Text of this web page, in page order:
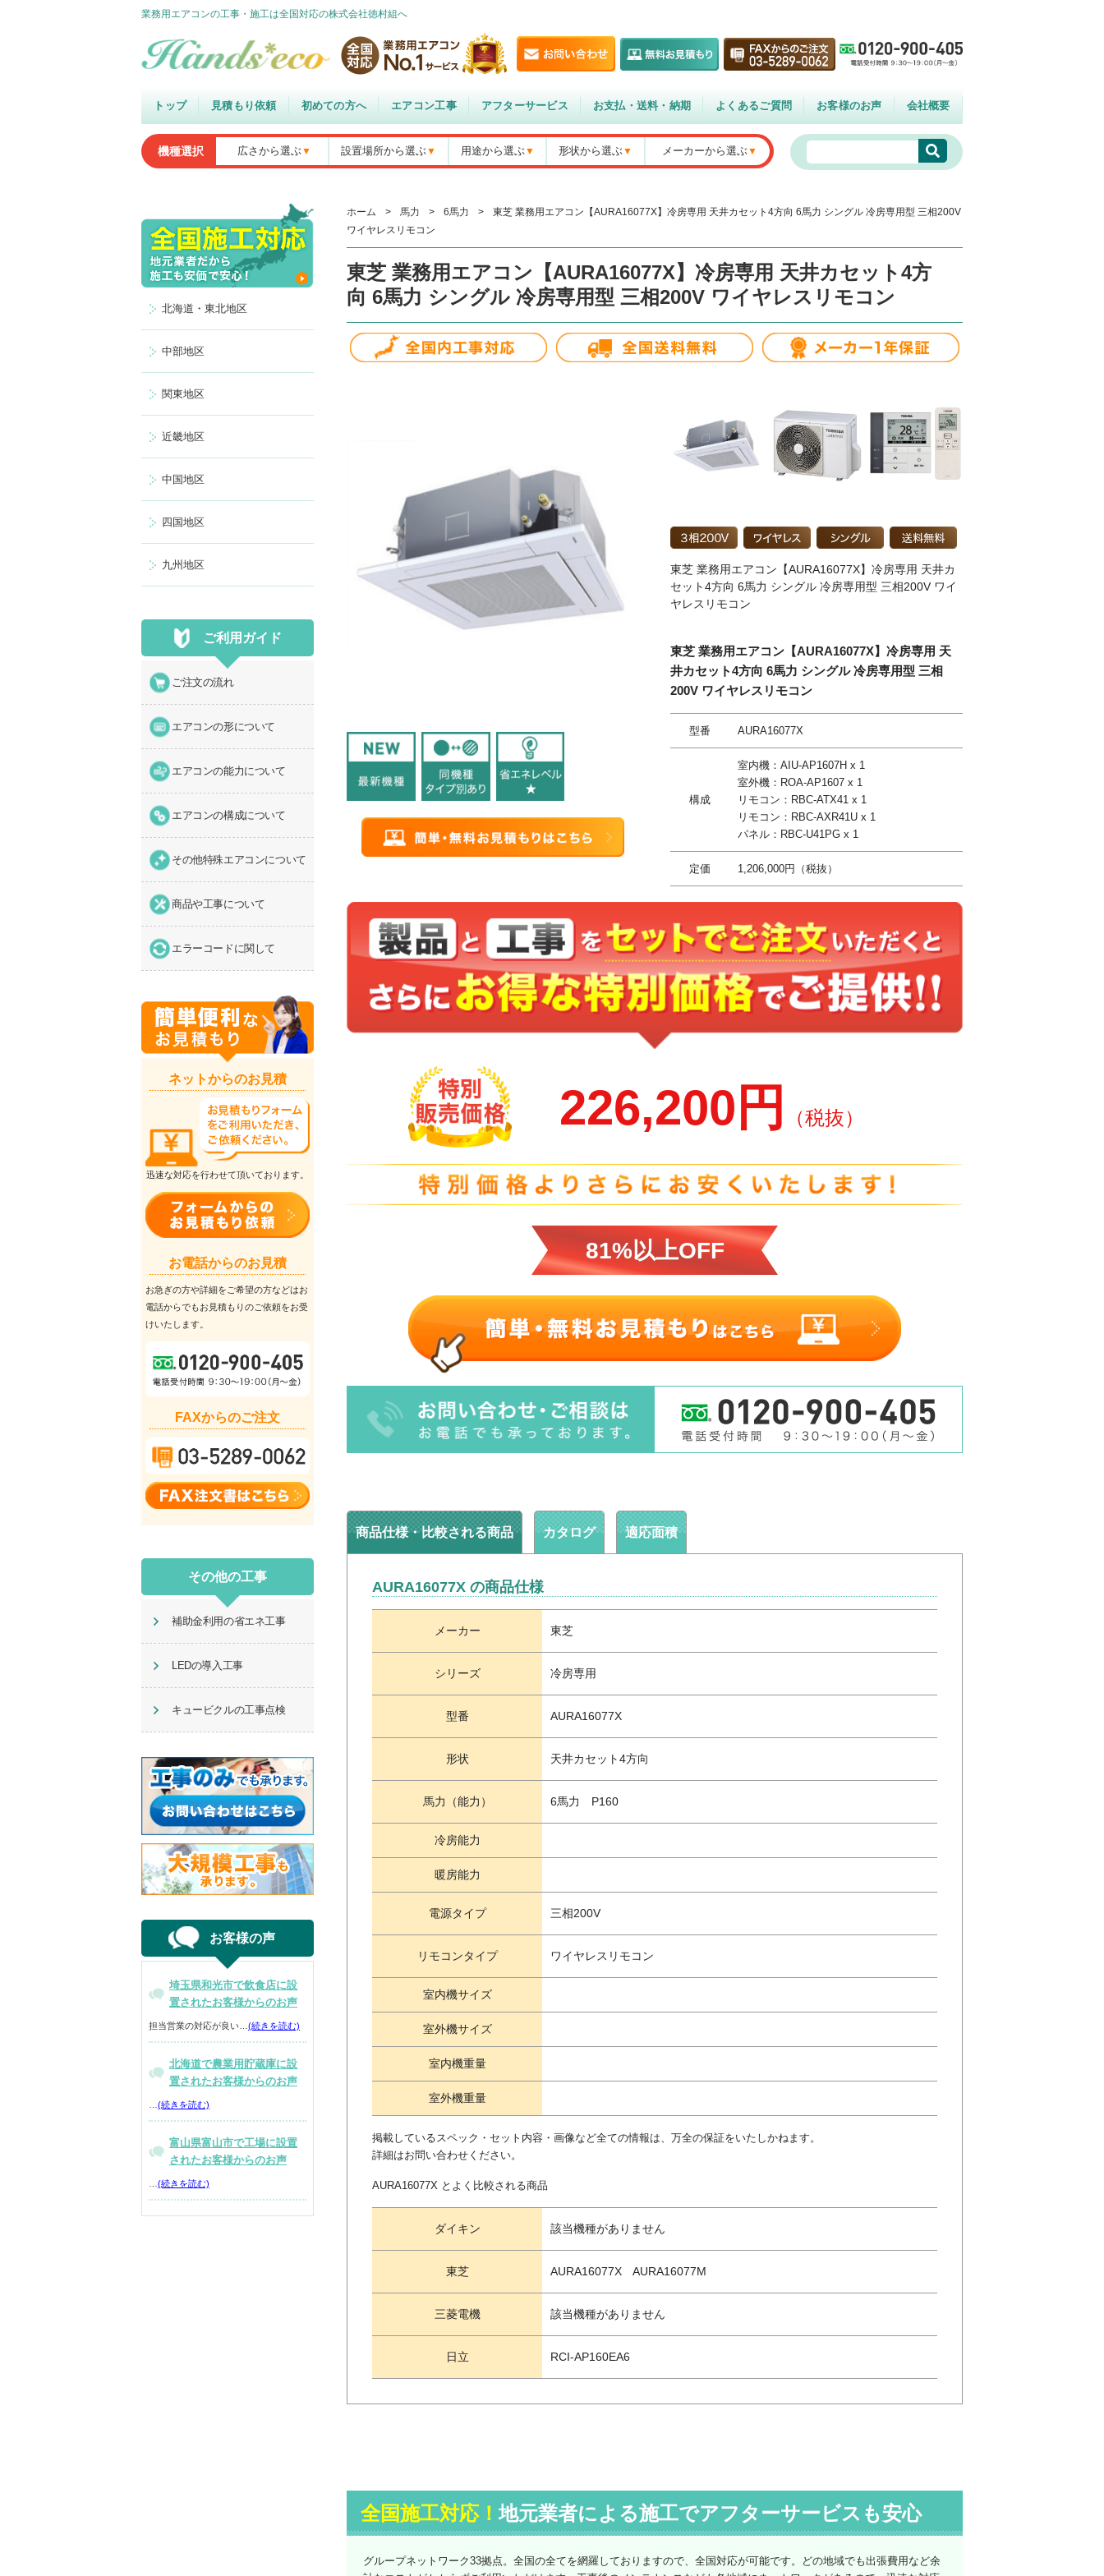
業務用エアコンの工事・施工は全国対応の株式会社徳村組へ
トップ 見積もり依頼 初めての方へ エアコン工事 アフターサービス お支払・送料・納期 よくあるご質問 お客様のお声 会社概要
機種選択 広さから選ぶ 設置場所から選ぶ 用途から選ぶ 形状から選ぶ メーカーから選ぶ
ホーム > 馬力 > 6馬力 >
東芝 業務用エアコン【AURA16077X】冷房専用 天井カセット4方向 6馬力 シングル 冷房専用型 三相200V
ワイヤレスリモコン
東芝 業務用エアコン【AURA16077X】冷房専用 天井カセット4方
向 6馬力 シングル 冷房専用型 三相200V ワイヤレスリモコン
東芝 業務用エアコン【AURA16077X】冷房専用 天井カ
セット4方向 6馬力 シングル 冷房専用型 三相200V ワイ
ヤレスリモコン
東芝 業務用エアコン【AURA16077X】冷房専用 天
井カセット4方向 6馬力 シングル 冷房専用型 三相
200V ワイヤレスリモコン
型番 AURA16077X
構成
室内機：AIU-AP1607H x 1
室外機：ROA-AP1607 x 1
リモコン：RBC-ATX41 x 1
リモコン：RBC-AXR41U x 1
パネル：RBC-U41PG x 1
定価 1,206,000円（税抜）
226,200円 （税抜）
81%以上OFF
商品仕様・比較される商品 カタログ 適応面積
AURA16077X の商品仕様
メーカー 東芝
シリーズ 冷房専用
型番 AURA16077X
形状 天井カセット4方向
馬力（能力） 6馬力 P160
冷房能力
暖房能力
電源タイプ 三相200V
リモコンタイプ ワイヤレスリモコン
室内機サイズ
室外機サイズ
室内機重量
室外機重量
掲載しているスペック・セット内容・画像など全ての情報は、万全の保証をいたしかねます。
詳細はお問い合わせください。
AURA16077X とよく比較される商品
ダイキン 該当機種がありません
東芝 AURA16077X AURA16077M
三菱電機 該当機種がありません
日立 RCI-AP160EA6
全国施工対応！地元業者による施工でアフターサービスも安心
グループネットワーク33拠点。全国の全てを網羅しておりますので、全国対応が可能です。どの地域でも出張費用など余
北海道・東北地区
中部地区
関東地区
近畿地区
中国地区
四国地区
九州地区
ご利用ガイド
ご注文の流れ
エアコンの形について
エアコンの能力について
エアコンの構成について
その他特殊エアコンについて
商品や工事について
エラーコードに関して
ネットからのお見積
迅速な対応を行わせて頂いております。
お電話からのお見積
お急ぎの方や詳細をご希望の方などはお
電話からでもお見積もりのご依頼をお受
けいたします。
FAXからのご注文
その他の工事
補助金利用の省エネ工事
LEDの導入工事
キュービクルの工事点検
お客様の声
埼玉県和光市で飲食店に設
置されたお客様からのお声
担当営業の対応が良い… (続きを読む)
北海道で農業用貯蔵庫に設
置されたお客様からのお声
(続きを読む)
富山県富山市で工場に設置
されたお客様からのお声
(続きを読む)